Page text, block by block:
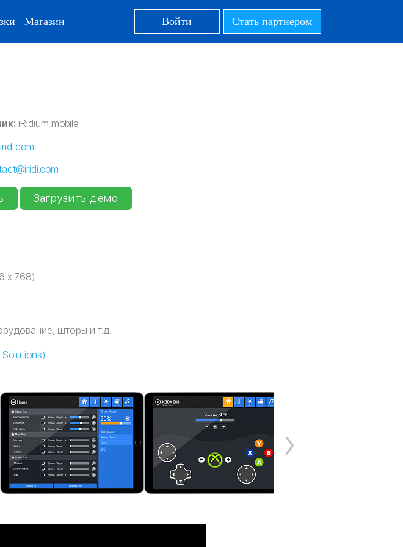
Магазин Войти Стать партнером
iRidium mobile
iridi.com
Загрузить демо
x 768)
шторы и т.д.